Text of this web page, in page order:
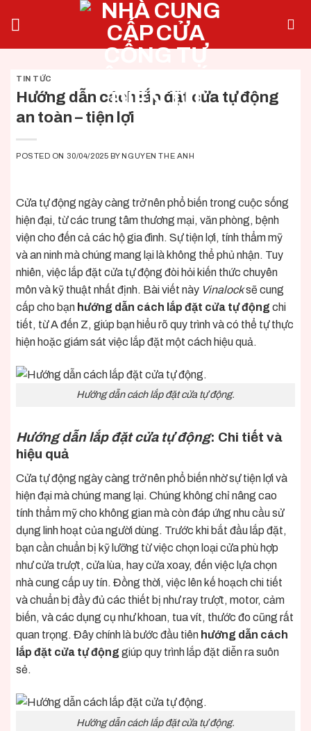
TIN TỨC
Hướng dẫn cách lắp đặt cửa tự động
an toàn – tiện lợi
POSTED ON 30/04/2025 BY NGUYEN THE ANH
Cửa tự động ngày càng trở nên phổ biến trong cuộc sống
hiện đại, từ các trung tâm thương mại, văn phòng, bệnh
viện cho đến cả các hộ gia đình. Sự tiện lợi, tính thẩm mỹ
và an ninh mà chúng mang lại là không thể phủ nhận. Tuy
nhiên, việc lắp đặt cửa tự động đòi hỏi kiến thức chuyên
môn và kỹ thuật nhất định. Bài viết này Vinalocksẽ cung
cấp cho bạn hướng dẫn cách lắp đặt cửa tự động chi
tiết, từ A đến Z, giúp bạn hiểu rõ quy trình và có thể tự thực
hiện hoặc giám sát việc lắp đặt một cách hiệu quả.
Hướng dẫn cách lắp đặt cửa tự động.
Hướng dẫn lắp đặt cửa tự động: Chi tiết và
hiệu quả
Cửa tự động ngày càng trở nên phổ biến nhờ sự tiện lợi và
hiện đại mà chúng mang lại. Chúng không chỉ nâng cao
tính thẩm mỹ cho không gian mà còn đáp ứng nhu cầu sử
dụng linh hoạt của người dùng. Trước khi bắt đầu lắp đặt,
bạn cần chuẩn bị kỹ lưỡng từ việc chọn loại cửa phù hợp
như cửa trượt, cửa lùa, hay cửa xoay, đến việc lựa chọn
nhà cung cấp uy tín. Đồng thời, việc lên kế hoạch chi tiết
và chuẩn bị đầy đủ các thiết bị như ray trượt, motor, cảm
biến, và các dụng cụ như khoan, tua vít, thước đo cũng rất
quan trọng. Đây chính là bước đầu tiên hướng dẫn cách
lắp đặt cửa tự động giúp quy trình lắp đặt diễn ra suôn
sẻ.
Hướng dẫn cách lắp đặt cửa tự động.